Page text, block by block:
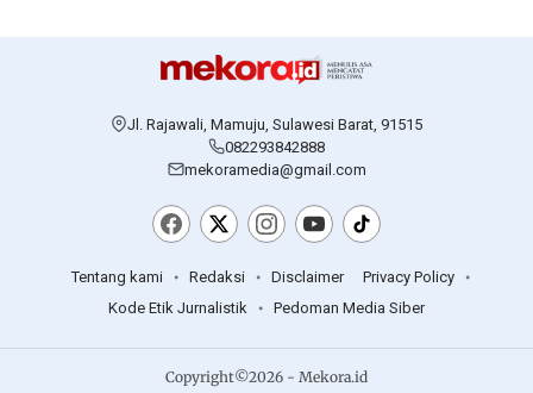
Jl. Rajawali, Mamuju, Sulawesi Barat, 91515
082293842888
mekoramedia@gmail.com
Tentang kami Redaksi Disclaimer
Privacy Policy
Kode Etik Jurnalistik
Pedoman Media Siber
Copyright©2026 - Mekora.id